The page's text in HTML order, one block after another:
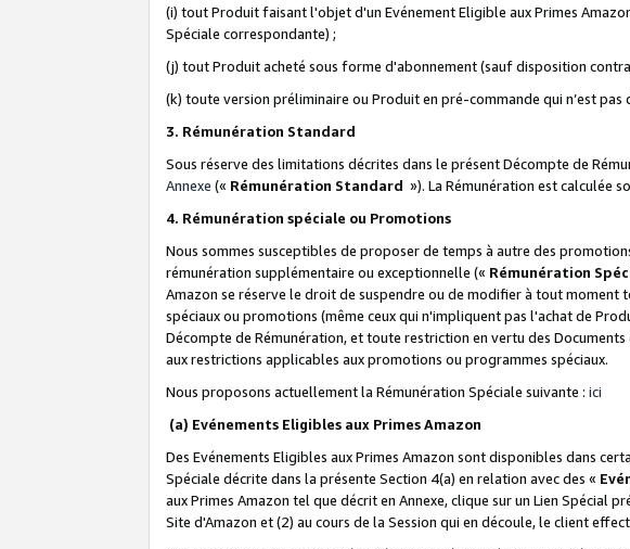
(i) tout Produit faisant l'objet d'un Evénement Eligible aux Primes
Spéciale correspondante) ;
(j) tout Produit acheté sous forme d'abonnement (sauf disposition
(k) toute version préliminaire ou Produit en pré-commande qui n’est
3. Rémunération Standard
Sous réserve des limitations décrites dans le présent Décompte de
Annexe (« Rémunération Standard »). La Rémunération est calculée
4. Rémunération spéciale ou Promotions
Nous sommes susceptibles de proposer de temps à autre des
rémunération supplémentaire ou exceptionnelle (« Rémunération
Amazon se réserve le droit de suspendre ou de modifier à tout
spéciaux ou promotions (même ceux qui n'impliquent pas l'achat de
Décompte de Rémunération, et toute restriction en vertu des
aux restrictions applicables aux promotions ou programmes spéciaux.
Nous proposons actuellement la Rémunération Spéciale suivante : ici
(a) Evénements Eligibles aux Primes Amazon
Des Evénements Eligibles aux Primes Amazon sont disponibles dans
Spéciale décrite dans la présente Section 4(a) en relation avec des «
aux Primes Amazon tel que décrit en Annexe, clique sur un Lien
Site d'Amazon et (2) au cours de la Session qui en découle, le client